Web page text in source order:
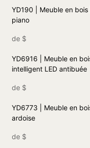
YD190 | Meuble en
piano
de $
YD6916 | Meuble en
intelligent LED antibuée
de $
YD6773 | Meuble en
ardoise
de $